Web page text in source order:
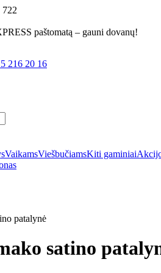
722
paštomatą – gauni dovanų!
216 20 16
VaikamsViešbučiamsKiti gaminiai
patalynė
satino